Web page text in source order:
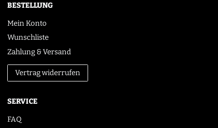
BESTELLUNG
Mein Konto
Wunschliste
Zahlung & Versand
Vertrag widerrufen
SERVICE
FAQ